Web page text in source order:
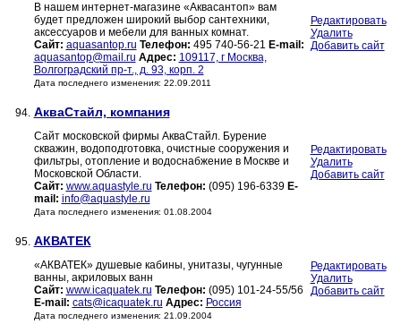
В нашем интернет-магазине «Аквасантоп» вам
будет предложен широкий выбор сантехники,
аксессуаров и мебели для ванных комнат.
Сайт: aquasantop.ru Телефон: 495 740-56-21 E-mail:
aquasantop@mail.ru Адрес: 109117, г Москва,
Волгоградский пр-т., д. 93, корп. 2
Дата последнего изменения: 22.09.2011
Редактировать
Удалить
Добавить сайт
94. АкваСтайл, компания
Сайт московской фирмы АкваСтайл. Бурение
скважин, водоподготовка, очистные сооружения и
фильтры, отопление и водоснабжение в Москве и
Московской Области.
Сайт: www.aquastyle.ru Телефон: (095) 196-6339 E-
mail: info@aquastyle.ru
Дата последнего изменения: 01.08.2004
Редактировать
Удалить
Добавить сайт
95. АКВАТЕК
«АКВАТЕК» душевые кабины, унитазы, чугунные
ванны, акриловых ванн
Сайт: www.icaquatek.ru Телефон: (095) 101-24-55/56
E-mail: cats@icaquatek.ru Адрес: Россия
Дата последнего изменения: 21.09.2004
Редактировать
Удалить
Добавить сайт